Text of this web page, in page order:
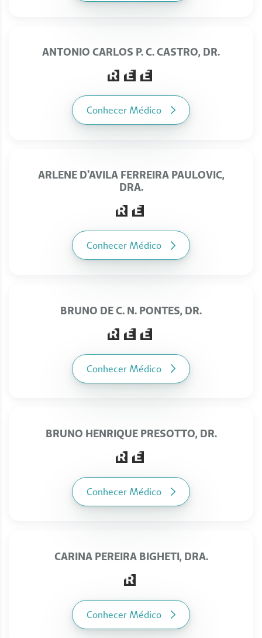
ANTONIO CARLOS P. C. CASTRO, DR.
Conhecer Médico
ARLENE D'AVILA FERREIRA PAULOVIC,
DRA.
Conhecer Médico
BRUNO DE C. N. PONTES, DR.
Conhecer Médico
BRUNO HENRIQUE PRESOTTO, DR.
Conhecer Médico
CARINA PEREIRA BIGHETI, DRA.
Conhecer Médico